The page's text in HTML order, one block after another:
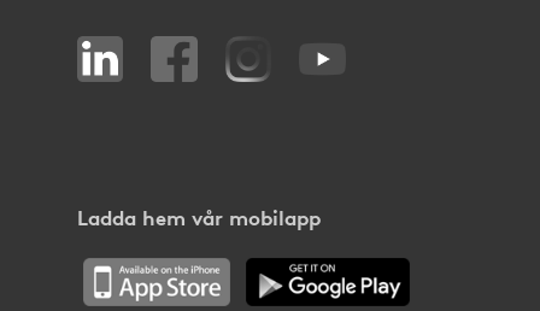
Ladda hem vår mobilapp